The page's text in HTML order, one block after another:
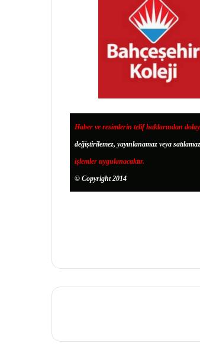
Haber ve resimlerin telif haklarından
değiştirilemez, yayınlanamaz veya
işlemler uygulanacaktır.
© Copyright 2014